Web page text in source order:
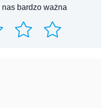
bardzo ważna